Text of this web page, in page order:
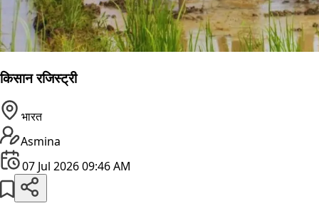
किसान रजिस्ट्री
भारत
Asmina
07 Jul 2026 09:46 AM